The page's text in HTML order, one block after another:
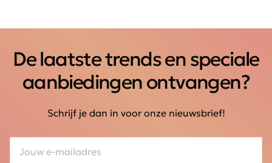
De laatste trends en speciale
aanbiedingen ontvangen?
Schrijf je dan in voor onze nieuwsbrief!